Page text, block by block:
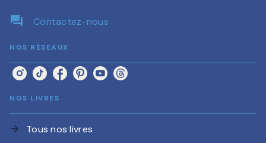
question_answer Contactez-nous
NOS RÉSEAUX
NOS LIVRES
arrow_forward Tous nos livres